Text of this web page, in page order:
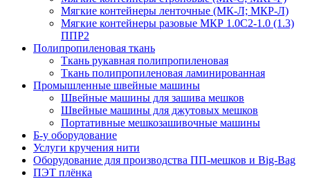
Мягкие контейнеры ленточные (МК-Л; МКР-Л)
Мягкие контейнеры разовые МКР 1.0С2-1.0 (1.3)
ППР2
Полипропиленовая ткань
Ткань рукавная полипропиленовая
Ткань полипропиленовая ламинированная
Промышленные швейные машины
Швейные машины для зашива мешков
Швейные машины для джутовых мешков
Портативные мешкозашивочные машины
Б-у оборудование
Услуги кручения нити
Оборудование для производства ПП-мешков и Big-Bag
ПЭТ плёнка